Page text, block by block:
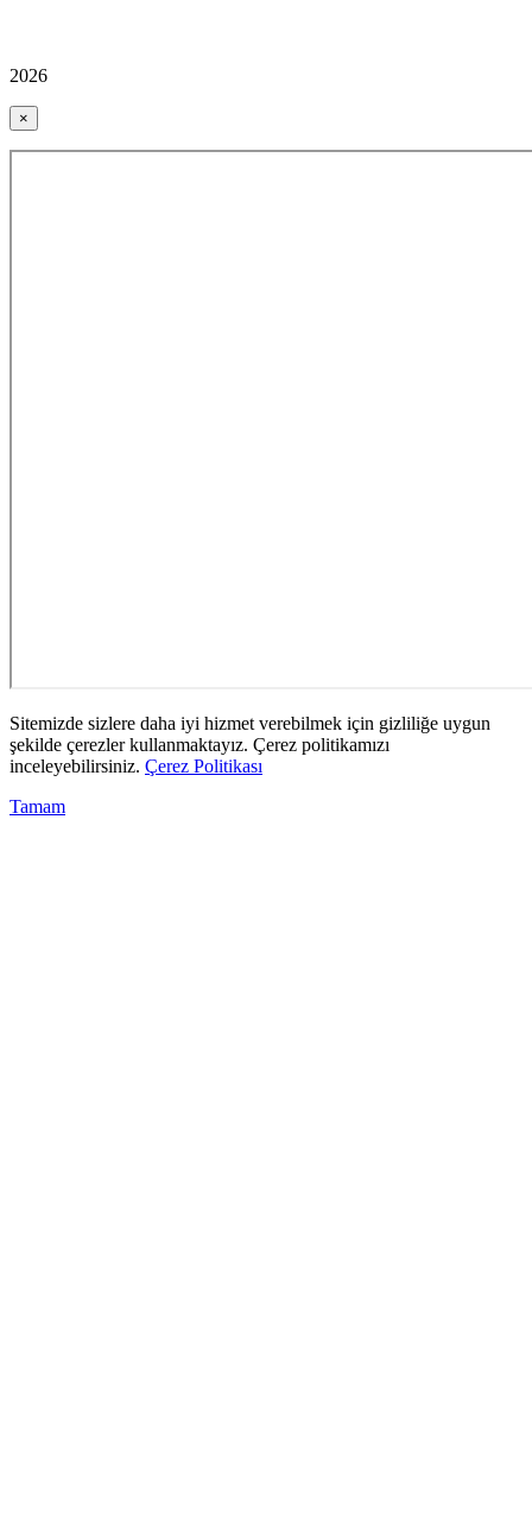
2026
×
Sitemizde sizlere daha iyi hizmet verebilmek için gizliliğe uygun
şekilde çerezler kullanmaktayız. Çerez politikamızı
inceleyebilirsiniz. Çerez Politikası
Tamam